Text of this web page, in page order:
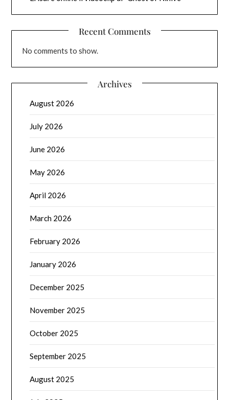
Recent Comments
No comments to show.
Archives
August 2026
July 2026
June 2026
May 2026
April 2026
March 2026
February 2026
January 2026
December 2025
November 2025
October 2025
September 2025
August 2025